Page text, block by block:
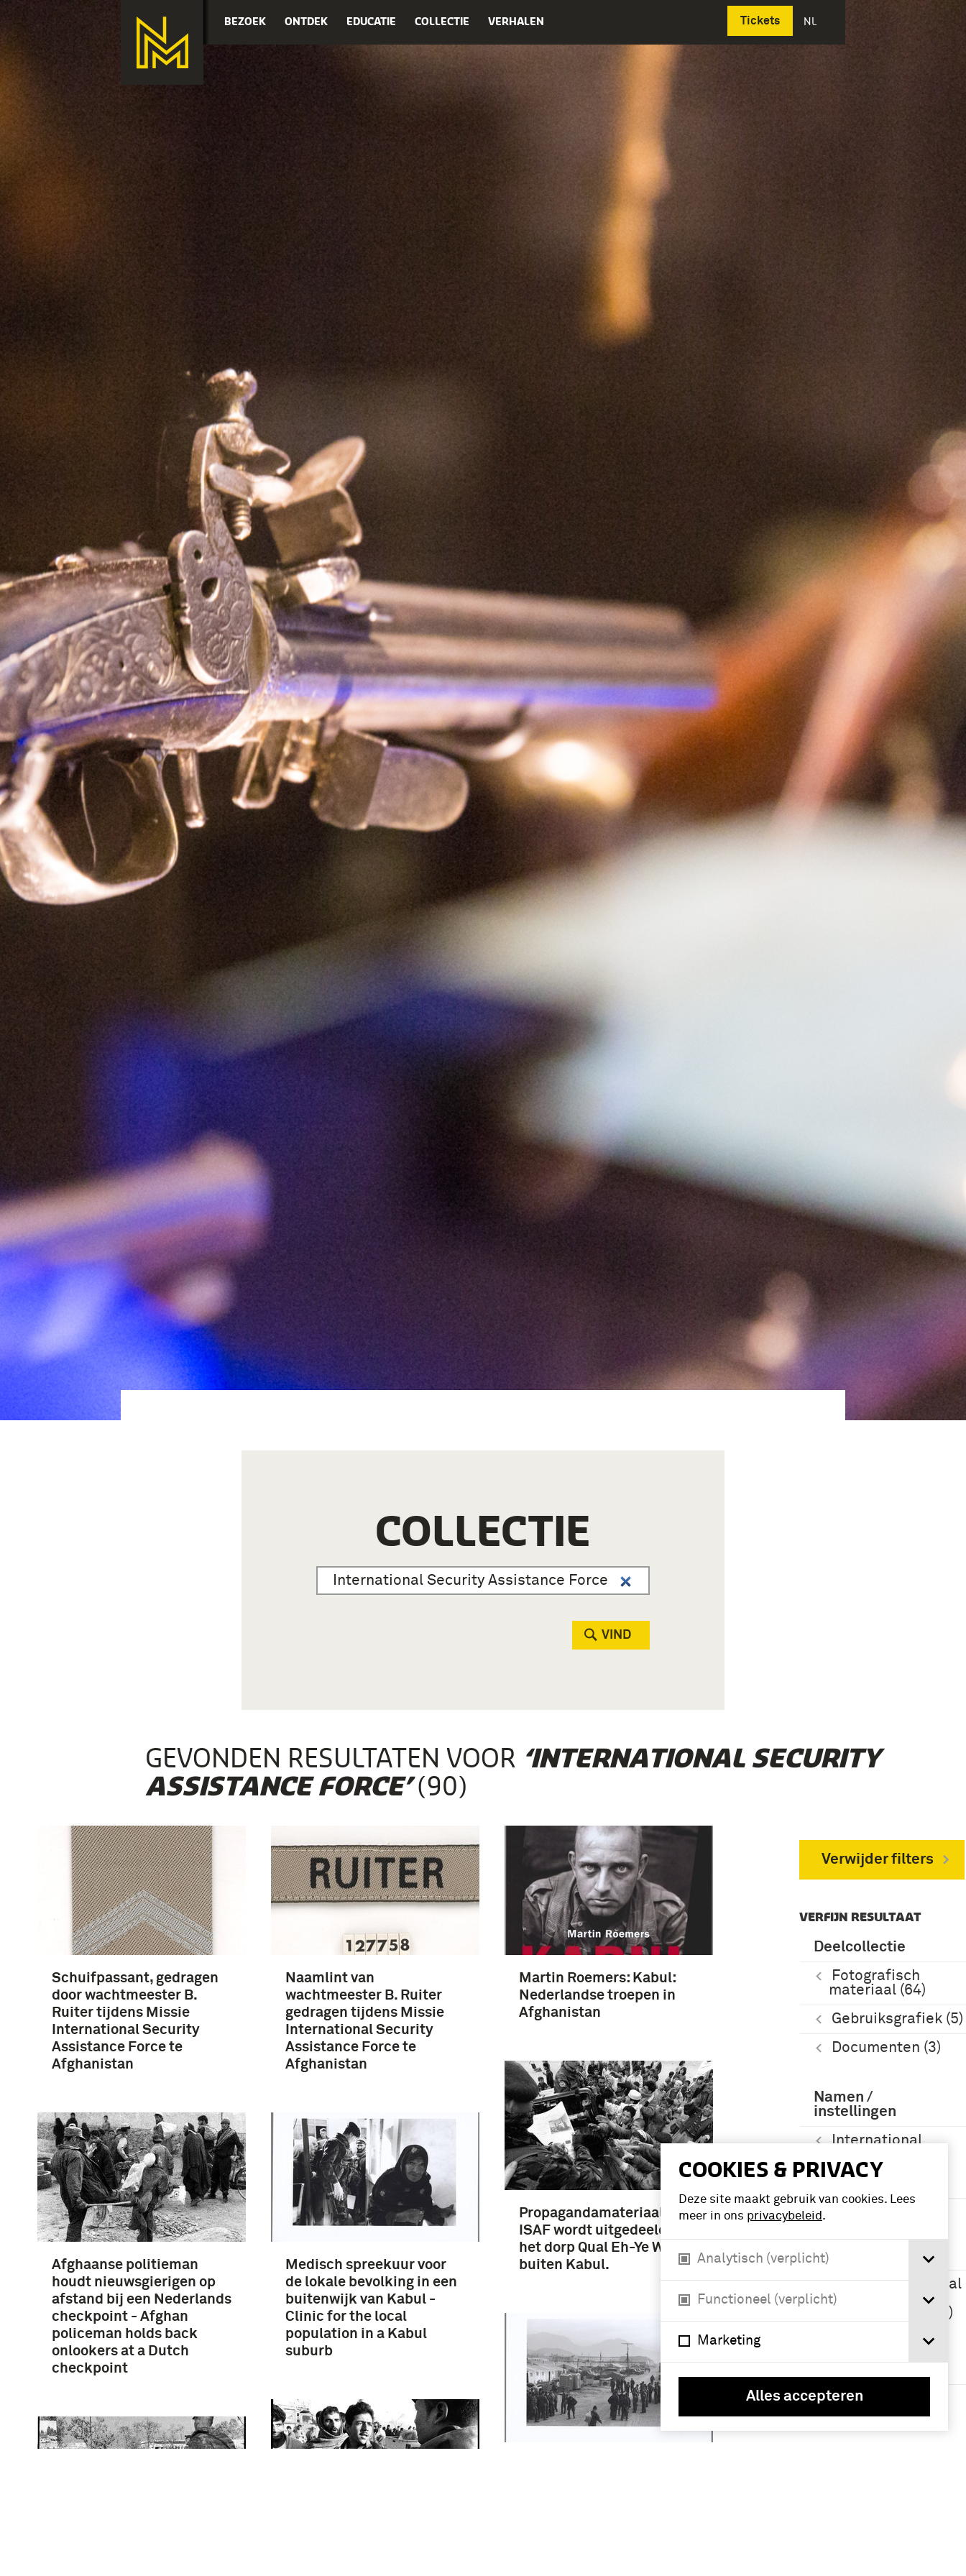
BEZOEK ONTDEK EDUCATIE COLLECTIE VERHALEN Tickets NL
Deutsch
COOKIES & PRIVACY
Deze site maakt gebruik van cookies. Lees
meer in ons privacybeleid.
Analytisch (verplicht)
Functioneel (verplicht)
Marketing
Alles accepteren
COLLECTIE
VIND
GEVONDEN RESULTATEN VOOR ‘INTERNATIONAL SECURITY
ASSISTANCE FORCE’(90)
Verwijder filters
VERFIJN RESULTAAT
Deelcollectie
Fotografisch
materiaal (64)
Gebruiksgrafiek (5)
Documenten (3)
Namen /
instellingen
International
Assistance Force
Assistance Force
ISAF (International
Security
Assistance Force)
Afghanistan (5)
Schuifpassant, gedragen
door wachtmeester B.
Ruiter tijdens Missie
International Security
Assistance Force te
Afghanistan
Afghaanse politieman
houdt nieuwsgierigen op
afstand bij een Nederlands
checkpoint - Afghan
policeman holds back
onlookers at a Dutch
checkpoint
Naamlint van
wachtmeester B. Ruiter
gedragen tijdens Missie
International Security
Assistance Force te
Afghanistan
Medisch spreekuur voor
de lokale bevolking in een
buitenwijk van Kabul -
Clinic for the local
population in a Kabul
suburb
Martin Roemers: Kabul:
Nederlandse troepen in
Afghanistan
Propagandamateriaalvan
ISAF wordt uitgedeeld in
het dorp Qual Eh-Ye Wazir,
buiten Kabul.